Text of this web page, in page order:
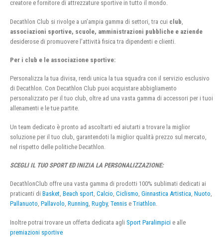
creatore e fornitore di attrezzature sportive in tutto il mondo.
Decathlon Club si rivolge a un’ampia gamma di settori, tra cui club
associazioni sportive, scuole, amministrazioni pubbliche e aziende
desiderose di promuovere l’attività fisica tra dipendenti e clienti.
Per i club e le associazione sportive:
Personalizza la tua divisa, rendi unica la tua squadra con il servizio esclusivo
di Decathlon. Con Decathlon Club puoi acquistare abbigliamento
personalizzato per il tuo club, oltre ad una vasta gamma di accessori per i tuoi
allenamenti e le tue partite.
Un team dedicato è pronto ad ascoltarti ed aiutarti a trovare la miglior
soluzione per il tuo club, garantendoti la miglior qualità prezzo sul mercato,
nel rispetto delle politiche Decathlon.
SCEGLI IL TUO SPORT ED INIZIA LA PERSONALIZZAZIONE:
DecathlonClub offre una vasta gamma di prodotti 100% sublimati dedicati ai
praticanti di Basket, Beach sport, Calcio, Ciclismo, Ginnastica Artistica, Nuoto,
Pallanuoto, Pallavolo, Running, Rugby, Tennis e Triathlon.
Inoltre potrai trovare un offerta dedicata agli Sport Paralimpici e alle
premiazioni sportive